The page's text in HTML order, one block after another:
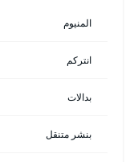
المنيوم
انتركم
بدالات
بنشر متنقل